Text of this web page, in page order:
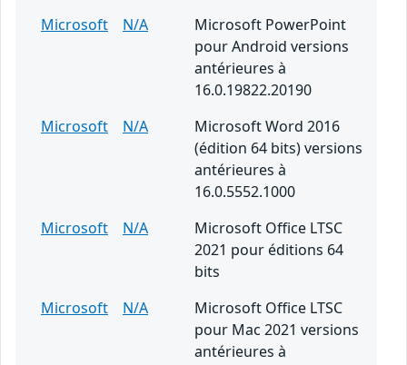
Microsoft
N/A
Microsoft PowerPoint
pour Android versions
antérieures à
16.0.19822.20190
Microsoft
N/A
Microsoft Word 2016
(édition 64 bits) versions
antérieures à
16.0.5552.1000
Microsoft
N/A
Microsoft Office LTSC
2021 pour éditions 64
bits
Microsoft
N/A
Microsoft Office LTSC
pour Mac 2021 versions
antérieures à